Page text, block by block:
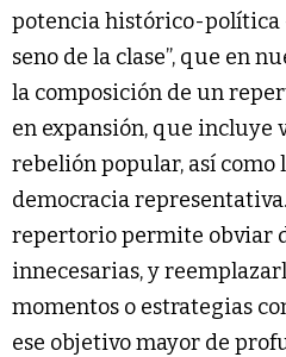
potencia histórico-política
seno de la clase”, que en
la composición de un
en expansión, que incluye
rebelión popular, así como
democracia
repertorio permite obviar
innecesarias, y
momentos o estrategias
ese objetivo mayor de